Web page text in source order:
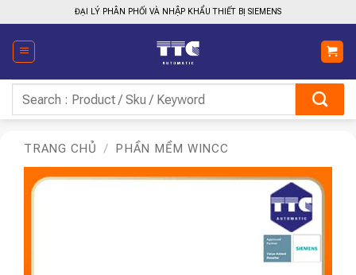
qua
nội
dung
ĐẠI LÝ PHÂN PHỐI VÀ NHẬP KHẨU THIẾT BỊ SIEMENS
kiếm:
TRANG CHỦ / PHẦN MỀM WINCC